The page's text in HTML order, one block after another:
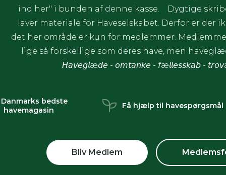
ind her" i bunden af denne kasse. Dygtige
laver materiale for Haveselskabet. Derfor er der
det her område er kun for medlemmer.
lige så forskellige som deres have, men
𝘏𝘢𝘷𝘦𝘨𝘭æ𝘥𝘦 - 𝘰𝘮𝘵𝘢𝘯𝘬𝘦 - 𝘧æ𝘭𝘭𝘦𝘴𝘴𝘬𝘢𝘣 -
Danmarks bedste
havemagasin
Få hjælp til havespørgsmål
Bliv Medlem